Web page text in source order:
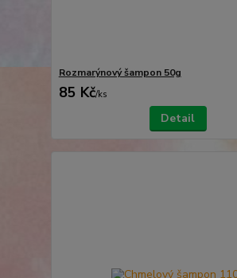
Rozmarýnový šampon 50g
85 Kč/ks
Detail